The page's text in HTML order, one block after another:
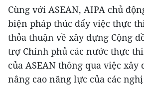
Cùng với ASEAN, AIPA chủ
biện pháp thúc đẩy việc thực
thỏa thuận về xây dựng Cộng
trợ Chính phủ các nước thực
của ASEAN thông qua việc xây
nâng cao năng lực của các